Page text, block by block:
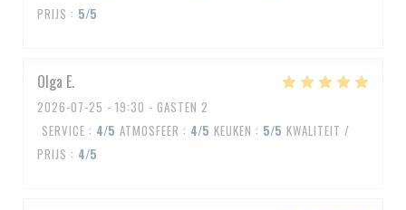
PRIJS : 5/5
Olga E
2026-07-25 - 19:30 - GASTEN 2
SERVICE : 4/5 ATMOSFEER : 4/5 KEUKEN : 5/5 KWALITEIT /
PRIJS : 4/5